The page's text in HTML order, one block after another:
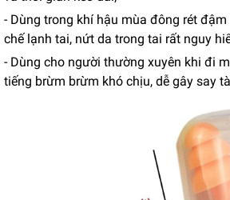
- Dùng trong khí hậu mùa đông rét
chế lạnh tai, nứt da trong tai rất nguy
- Dùng cho người thường xuyên khi đi
tiếng brừm brừm khó chịu, dễ gây say